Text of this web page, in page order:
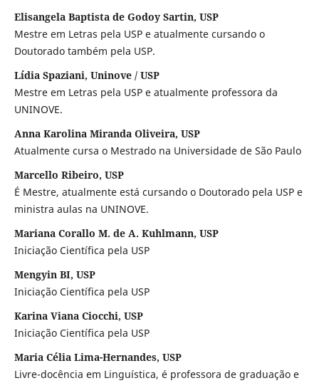
Elisangela Baptista de Godoy Sartin, USP
Mestre em Letras pela USP e atualmente cursando o
Doutorado também pela USP.
Lídia Spaziani, Uninove / USP
Mestre em Letras pela USP e atualmente professora da
UNINOVE.
Anna Karolina Miranda Oliveira, USP
Atualmente cursa o Mestrado na Universidade de São Paulo
Marcello Ribeiro, USP
É Mestre, atualmente está cursando o Doutorado pela USP e
ministra aulas na UNINOVE.
Mariana Corallo M. de A. Kuhlmann, USP
Iniciação Científica pela USP
Mengyin BI, USP
Iniciação Científica pela USP
Karina Viana Ciocchi, USP
Iniciação Científica pela USP
Maria Célia Lima-Hernandes, USP
Livre-docência em Linguística, é professora de graduação e